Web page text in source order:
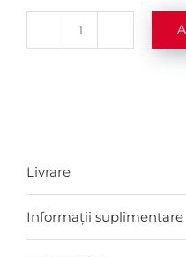
Collection
Brut
-
Livrare
Informații suplimentare